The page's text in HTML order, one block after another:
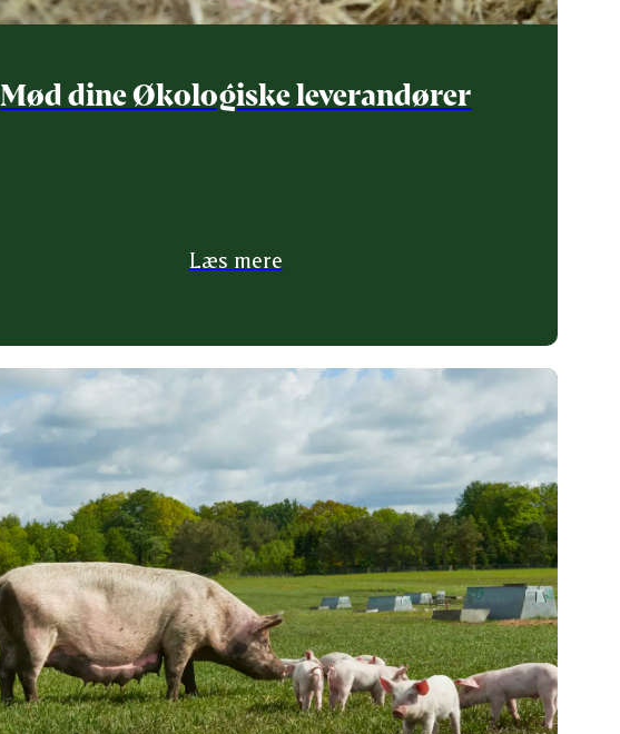
Mød dine Økologiske leverandører
Læs mere